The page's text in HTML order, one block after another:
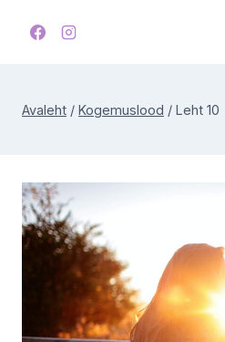
Avaleht / Kogemuslood / Leht 10